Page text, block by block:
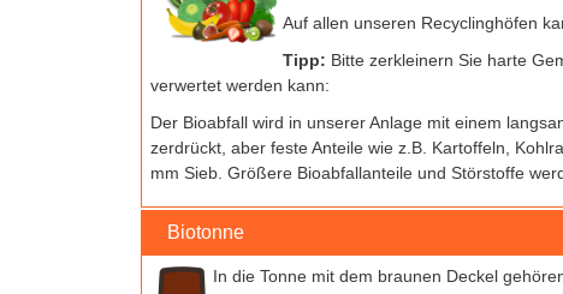
Auf allen unseren Recyclinghöfen
Tipp: Bitte zerkleinern Sie harte
verwertet werden kann:
Der Bioabfall wird in unserer Anlage mit einem
zerdrückt, aber feste Anteile wie z.B. Kartoffeln,
mm Sieb. Größere Bioabfallanteile und Störstoffe
Biotonne
In die Tonne mit dem braunen Deckel